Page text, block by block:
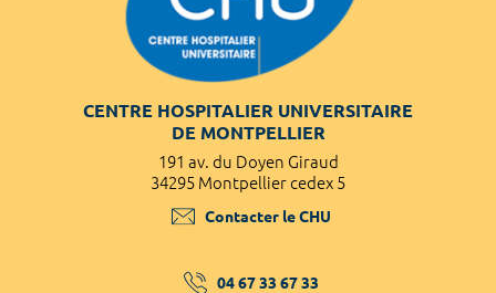
CENTRE HOSPITALIER UNIVERSITAIRE
DE MONTPELLIER
191 av. du Doyen Giraud
34295 Montpellier cedex 5
Contacter le CHU
04 67 33 67 33